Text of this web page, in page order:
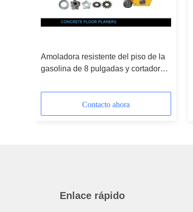
Amoladora resistente del piso de la
gasolina de 8 pulgadas y cortadores
pisos industriales
Contacto ahora
Enlace rápido